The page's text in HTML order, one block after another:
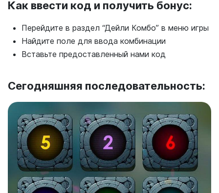
Как ввести код и получить бонус:
Перейдите в раздел “Дейли Комбо” в меню игры
Найдите поле для ввода комбинации
Вставьте предоставленный нами код
Сегодняшняя последовательность: